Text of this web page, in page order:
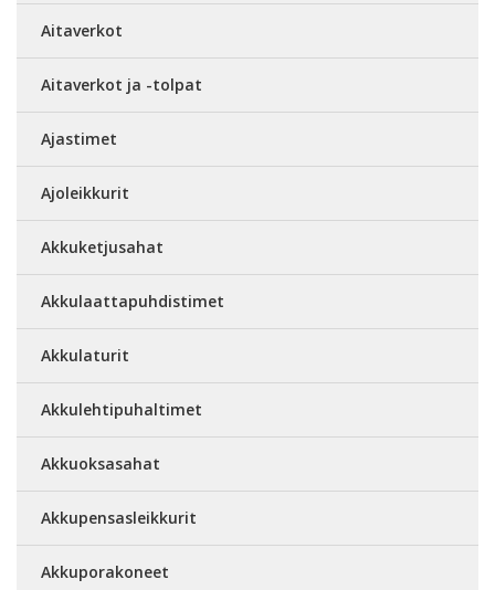
Aitaverkot
Aitaverkot ja -tolpat
Ajastimet
Ajoleikkurit
Akkuketjusahat
Akkulaattapuhdistimet
Akkulaturit
Akkulehtipuhaltimet
Akkuoksasahat
Akkupensasleikkurit
Akkuporakoneet